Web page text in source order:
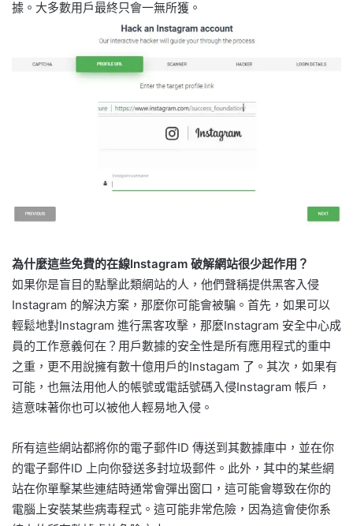
據。大多數用戶最終只會一無所獲。
為什麼這些免費的在線Instagram 破解網站很少起作用？
如果你是盲目的點擊此類網站的人，他們聲稱提供黑客入侵
Instagram 的解決方案，那麼你可能會被騙。首先，如果可以
輕鬆地對Instagram 進行黑客攻擊，那麼Instagram 安全中心成
員的工作意義何在？用戶數據的安全性是所有應用程式的重中
之重，更不用說擁有數十億用戶的Instagam 了。其次，如果有
可能，也無法用他人的帳號或電話號碼入侵Instagram 帳戶，
這意味著你也可以被他人輕易地入侵。
所有這些網站都將你的電子郵件ID 傳送到其數據庫中，並在你
的電子郵件ID 上向你發送多封垃圾郵件。此外，其中的某些網
站在你單擊某些連結時通常會彈出窗口，這可能會導致在你的
電腦上安裝某些病毒程式。這可能非常危險，因為這會使你系